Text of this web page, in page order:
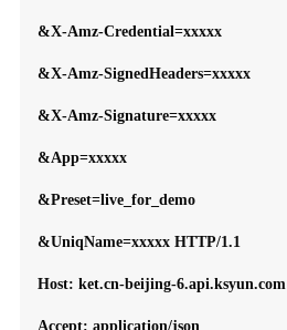
&X-Amz-Credential=xxxxx
&X-Amz-SignedHeaders=xxxxx
&X-Amz-Signature=xxxxx
&App=xxxxx
&Preset=live_for_demo
&UniqName=xxxxx HTTP/1.1
Host: ket.cn-beijing-6.api.ksyun.com
Accept: application/json